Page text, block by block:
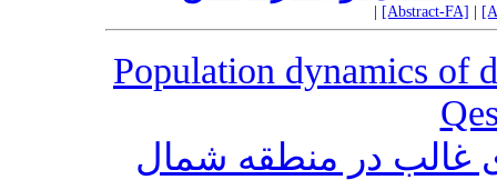
[Abstract-FA]
Population dynamics of
غالب در منطقه شمال